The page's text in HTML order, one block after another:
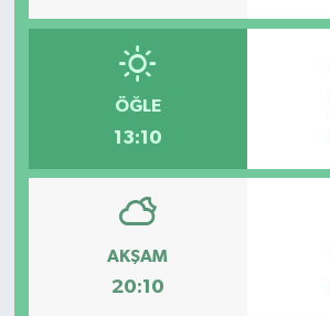
ÖĞLE
13:10
AKŞAM
20:10